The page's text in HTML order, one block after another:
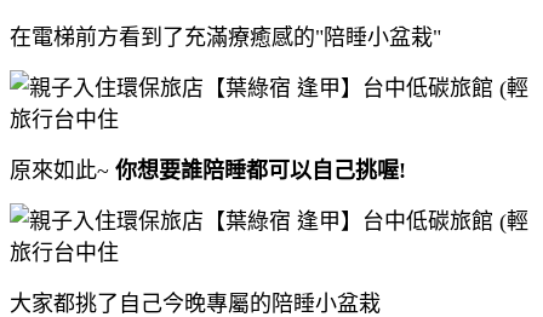
在電梯前方看到了充滿療癒感的"陪睡小盆栽"
原來如此~ 你想要誰陪睡都可以自己挑喔!
大家都挑了自己今晚專屬的陪睡小盆栽